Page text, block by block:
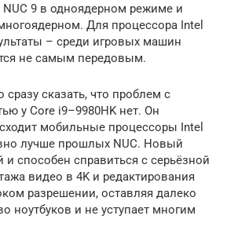
9 в одноядерном режиме и
Для процессора Intel
– среди игровых машин
не самым передовым.
сказать, что проблем с
у Core i9–9980HK нет. Он
мобильные процессоры Intel
лучше прошлых NUC. Новый
способен справиться с серьёзной
видео в 4K и редактирования
разрешении, оставляя далеко
ноутбуков и не уступает многим